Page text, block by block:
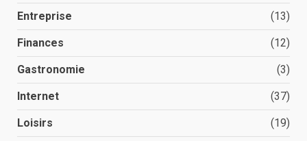
Entreprise (13)
Finances (12)
Gastronomie (3)
Internet (37)
Loisirs (19)